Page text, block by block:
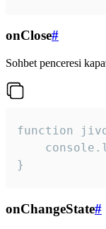
onClose#
Sohbet penceresi
function
}
onChangeState#